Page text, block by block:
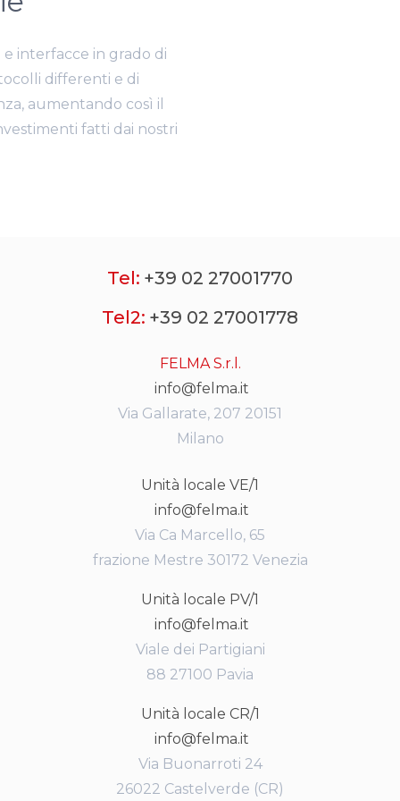
e interfacce in grado di
differenti e di
aumentando così il
fatti dai nostri
Tel: +39 02 27001770
Tel2: +39 02 27001778
FELMA S.r.l.
info@felma.it
Via Gallarate, 207 20151
Milano
Unità locale PV/1
info@felma.it
Viale dei Partigiani
88 27100 Pavia
Unità locale VE/1
info@felma.it
Via Ca Marcello, 65
frazione Mestre 30172 Venezia
Unità locale CR/1
info@felma.it
Via Buonarroti 24
26022 Castelverde (CR)